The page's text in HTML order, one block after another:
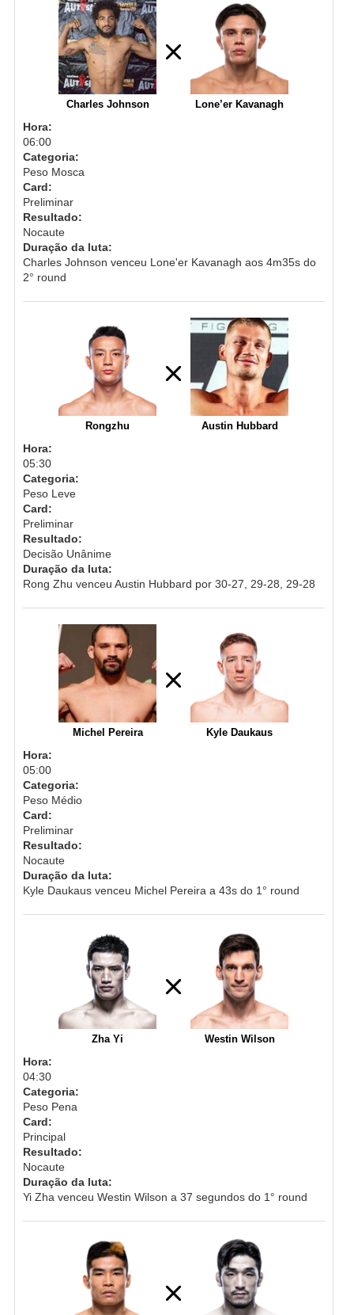
Charles Johnson Lone’er Kavanagh
Hora:
06:00
Categoria:
Peso Mosca
Card:
Preliminar
Resultado:
Nocaute
Duração da luta:
Charles Johnson venceu Lone'er Kavanagh aos 4m35s do
2° round
Rongzhu Austin Hubbard
Hora:
05:30
Categoria:
Peso Leve
Card:
Preliminar
Resultado:
Decisão Unânime
Duração da luta:
Rong Zhu venceu Austin Hubbard por 30-27, 29-28, 29-28
Michel Pereira Kyle Daukaus
Hora:
05:00
Categoria:
Peso Médio
Card:
Preliminar
Resultado:
Nocaute
Duração da luta:
Kyle Daukaus venceu Michel Pereira a 43s do 1° round
Zha Yi Westin Wilson
Hora:
04:30
Categoria:
Peso Pena
Card:
Principal
Resultado:
Nocaute
Duração da luta:
Yi Zha venceu Westin Wilson a 37 segundos do 1° round